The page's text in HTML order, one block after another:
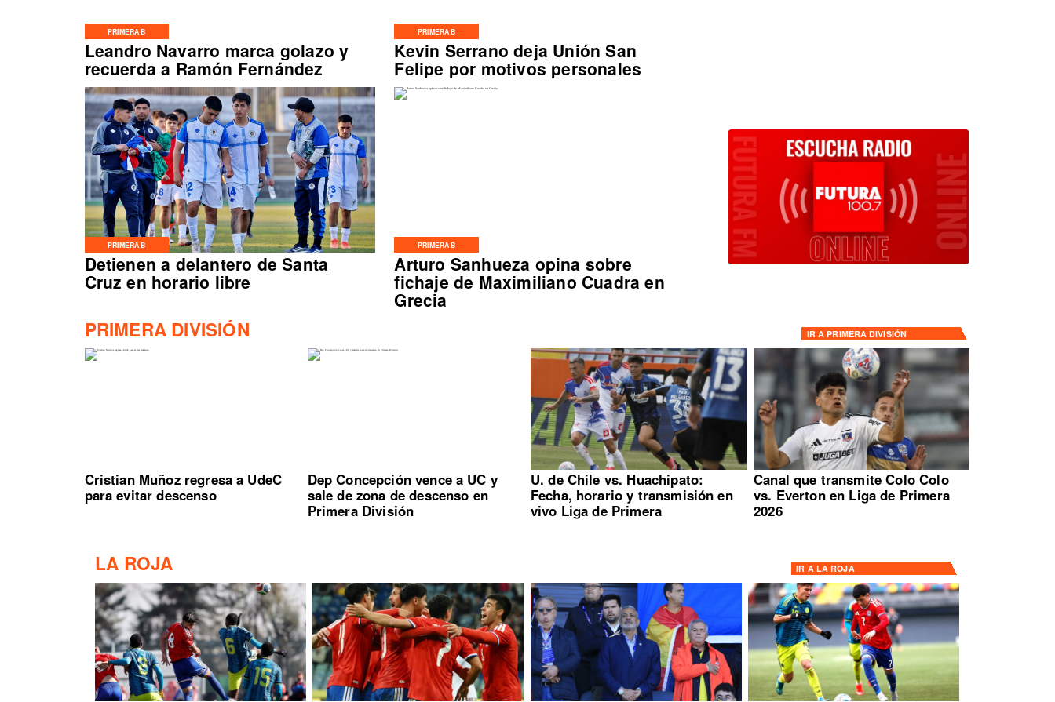
PRIMERA B
Leandro Navarro marca golazo y
recuerda a Ramón Fernández
PRIMERA B
Kevin Serrano deja Unión San
Felipe por motivos personales
PRIMERA B
Detienen a delantero de Santa
Cruz en horario libre
PRIMERA B
Arturo Sanhueza opina sobre
fichaje de Maximiliano Cuadra en
Grecia
PRIMERA DIVISIÓN IR A PRIMERA DIVISIÓN
Cristian Muñoz regresa a UdeC
para evitar descenso
Dep Concepción vence a UC y
sale de zona de descenso en
Primera División
U. de Chile vs. Huachipato:
Fecha, horario y transmisión en
vivo Liga de Primera
Canal que transmite Colo Colo
vs. Everton en Liga de Primera
2026
LA ROJA IR A LA ROJA